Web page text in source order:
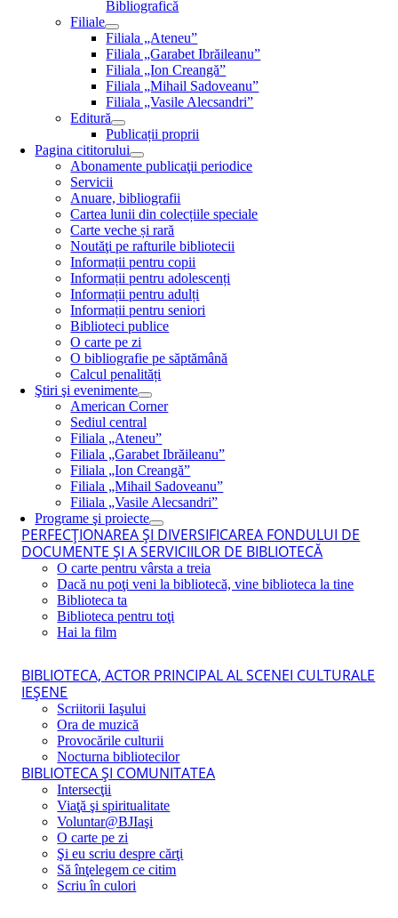
Bibliografică
Filiale
Filiala „Ateneu”
Filiala „Garabet Ibrăileanu”
Filiala „Ion Creangă”
Filiala „Mihail Sadoveanu”
Filiala „Vasile Alecsandri”
Editură
Publicații proprii
Pagina cititorului
Abonamente publicaţii periodice
Servicii
Anuare, bibliografii
Cartea lunii din colecțiile speciale
Carte veche și rară
Noutăţi pe rafturile bibliotecii
Informații pentru copii
Informații pentru adolescenți
Informații pentru adulți
Informații pentru seniori
Biblioteci publice
O carte pe zi
O bibliografie pe săptămână
Calcul penalități
Ştiri şi evenimente
American Corner
Sediul central
Filiala „Ateneu”
Filiala „Garabet Ibrăileanu”
Filiala „Ion Creangă”
Filiala „Mihail Sadoveanu”
Filiala „Vasile Alecsandri”
Programe şi proiecte
PERFECŢIONAREA ŞI DIVERSIFICAREA FONDULUI DE
DOCUMENTE ŞI A SERVICIILOR DE BIBLIOTECĂ
O carte pentru vârsta a treia
Dacă nu poţi veni la bibliotecă, vine biblioteca la tine
Biblioteca ta
Biblioteca pentru toţi
Hai la film
BIBLIOTECA, ACTOR PRINCIPAL AL SCENEI CULTURALE
IEŞENE
Scriitorii Iaşului
Ora de muzică
Provocările culturii
Nocturna bibliotecilor
BIBLIOTECA ŞI COMUNITATEA
Intersecţii
Viaţă şi spiritualitate
Voluntar@BJIaşi
O carte pe zi
Şi eu scriu despre cărţi
Să înţelegem ce citim
Scriu în culori